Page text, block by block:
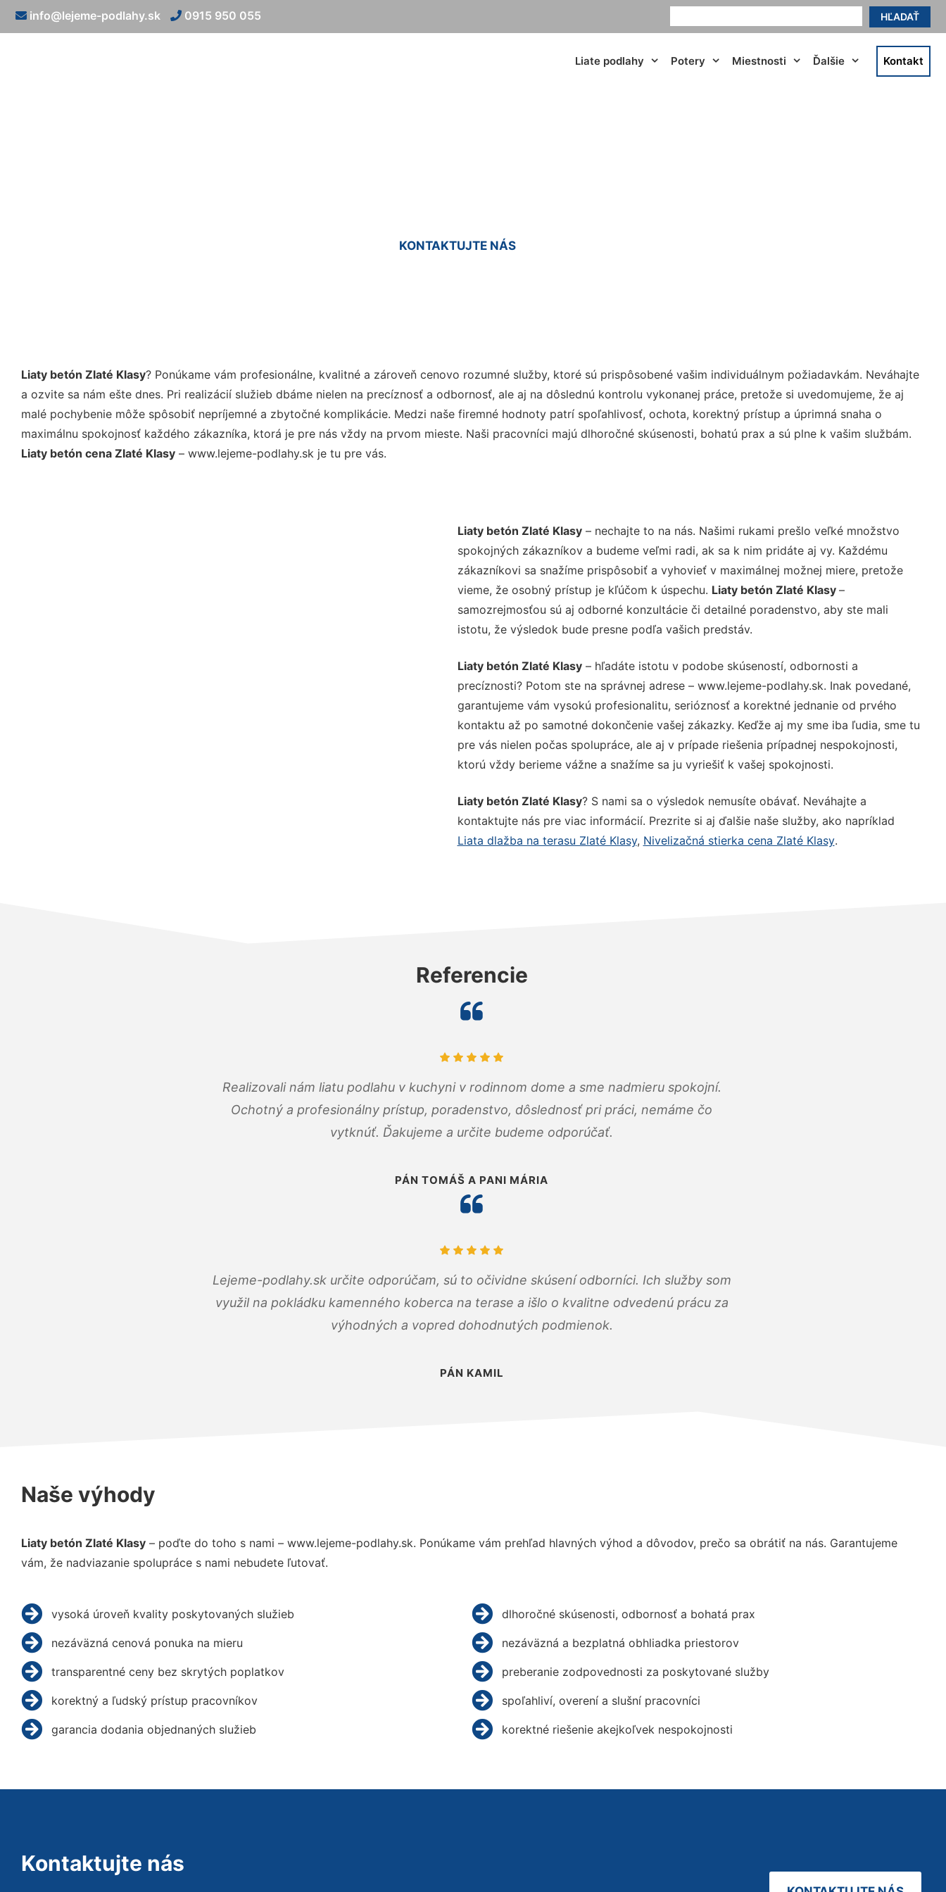
HĽADAŤ
info@lejeme-podlahy.sk 0915 950 055
Liate podlahy Potery Miestnosti Ďalšie Kontakt
KONTAKTUJTE NÁS
Liaty betón Zlaté Klasy? Ponúkame vám profesionálne, kvalitné a zároveň cenovo rozumné služby, ktoré sú prispôsobené vašim individuálnym požiadavkám. Neváhajte
a ozvite sa nám ešte dnes. Pri realizácií služieb dbáme nielen na precíznosť a odbornosť, ale aj na dôslednú kontrolu vykonanej práce, pretože si uvedomujeme, že aj
malé pochybenie môže spôsobiť nepríjemné a zbytočné komplikácie. Medzi naše firemné hodnoty patrí spoľahlivosť, ochota, korektný prístup a úprimná snaha o
maximálnu spokojnosť každého zákazníka, ktorá je pre nás vždy na prvom mieste. Naši pracovníci majú dlhoročné skúsenosti, bohatú prax a sú plne k vašim službám.
Liaty betón cena Zlaté Klasy – www.lejeme-podlahy.sk je tu pre vás.
Liaty betón Zlaté Klasy– nechajte to na nás. Našimi rukami prešlo veľké množstvo
spokojných zákazníkov a budeme veľmi radi, ak sa k nim pridáte aj vy. Každému
zákazníkovi sa snažíme prispôsobiť a vyhovieť v maximálnej možnej miere, pretože
vieme, že osobný prístup je kľúčom k úspechu. Liaty betón Zlaté Klasy –
samozrejmosťou sú aj odborné konzultácie či detailné poradenstvo, aby ste mali
istotu, že výsledok bude presne podľa vašich predstáv.
Liaty betón Zlaté Klasy– hľadáte istotu v podobe skúseností, odbornosti a
precíznosti? Potom ste na správnej adrese – www.lejeme-podlahy.sk. Inak povedané,
garantujeme vám vysokú profesionalitu, serióznosť a korektné jednanie od prvého
kontaktu až po samotné dokončenie vašej zákazky. Keďže aj my sme iba ľudia, sme tu
pre vás nielen počas spolupráce, ale aj v prípade riešenia prípadnej nespokojnosti,
ktorú vždy berieme vážne a snažíme sa ju vyriešiť k vašej spokojnosti.
Liaty betón Zlaté Klasy? S nami sa o výsledok nemusíte obávať. Neváhajte a
kontaktujte nás pre viac informácií. Prezrite si aj ďalšie naše služby, ako napríklad
Liata dlažba na terasu Zlaté Klasy, Nivelizačná stierka cena Zlaté Klasy.
Referencie
Realizovali nám liatu podlahu v kuchyni v rodinnom dome a sme nadmieru spokojní.
Ochotný a profesionálny prístup, poradenstvo, dôslednosť pri práci, nemáme čo
vytknúť. Ďakujeme a určite budeme odporúčať.
PÁN TOMÁŠ A PANI MÁRIA
Lejeme-podlahy.sk určite odporúčam, sú to očividne skúsení odborníci. Ich služby som
využil na pokládku kamenného koberca na terase a išlo o kvalitne odvedenú prácu za
výhodných a vopred dohodnutých podmienok.
PÁN KAMIL
Naše výhody
Liaty betón Zlaté Klasy – poďte do toho s nami – www.lejeme-podlahy.sk. Ponúkame vám prehľad hlavných výhod a dôvodov, prečo sa obrátiť na nás. Garantujeme
vám, že nadviazanie spolupráce s nami nebudete ľutovať.
vysoká úroveň kvality poskytovaných služieb
nezáväzná cenová ponuka na mieru
transparentné ceny bez skrytých poplatkov
korektný a ľudský prístup pracovníkov
garancia dodania objednaných služieb
dlhoročné skúsenosti, odbornosť a bohatá prax
nezáväzná a bezplatná obhliadka priestorov
preberanie zodpovednosti za poskytované služby
spoľahliví, overení a slušní pracovníci
korektné riešenie akejkoľvek nespokojnosti
Kontaktujte nás